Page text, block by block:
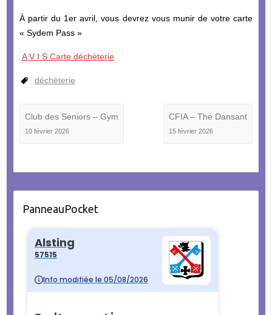
À partir du 1er avril, vous devrez vous munir de votre carte
« Sydem Pass »
A V I S Carte déchèterie
déchèterie
Club des Seniors – Gym
10 février 2026
CFIA – Thé Dansant
15 février 2026
PanneauPocket